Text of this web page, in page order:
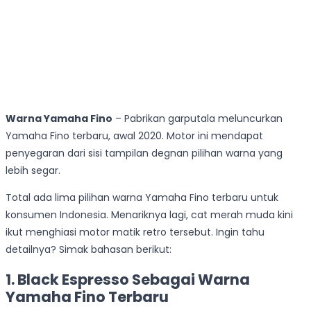
Warna Yamaha Fino – Pabrikan garputala meluncurkan
Yamaha Fino terbaru, awal 2020. Motor ini mendapat
penyegaran dari sisi tampilan degnan pilihan warna yang
lebih segar.
Total ada lima pilihan warna Yamaha Fino terbaru untuk
konsumen Indonesia. Menariknya lagi, cat merah muda kini
ikut menghiasi motor matik retro tersebut. Ingin tahu
detailnya? Simak bahasan berikut:
1. Black Espresso Sebagai Warna
Yamaha Fino Terbaru